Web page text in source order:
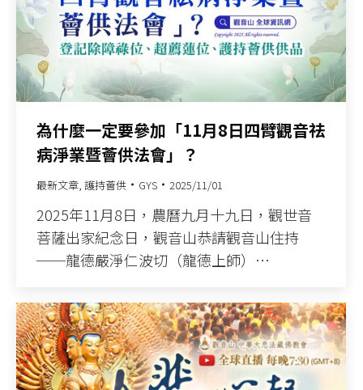
為什麼一定要參加「11月8日四臂觀音祛
病淨業暨薈供法會」？
最新文章 護持薈供 GYS 2025/11/01
2025年11月8日，農曆九月十九日，觀世音
菩薩出家紀念日，觀音山恭請觀音山住持
──龍德嚴淨仁波切（龍德上師）…